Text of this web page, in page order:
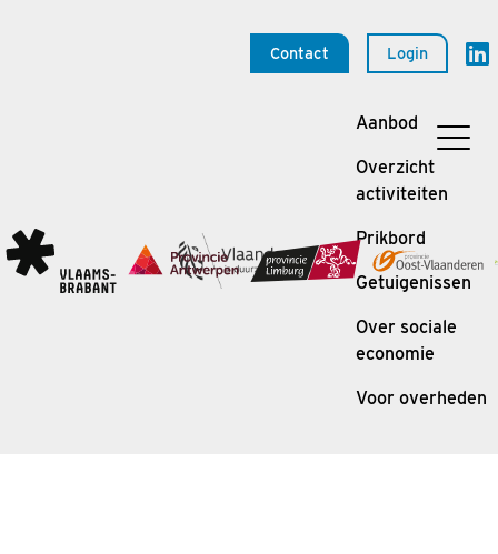
Contact Login
Aanbod
Overzicht
activiteiten
Prikbord
Getuigenissen
Over sociale
economie
Voor overheden